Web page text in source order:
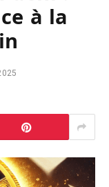
à la